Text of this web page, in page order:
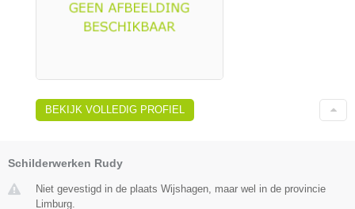
BEKIJK VOLLEDIG PROFIEL
Schilderwerken Rudy
Niet gevestigd in de plaats Wijshagen, maar wel in de provincie
Limburg.